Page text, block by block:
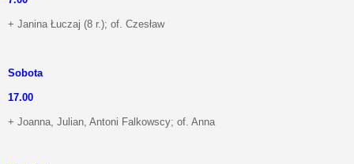
+ Janina Łuczaj (8 r.); of. Czesław
Sobota
17.00
+ Joanna, Julian, Antoni Falkowscy; of. Anna